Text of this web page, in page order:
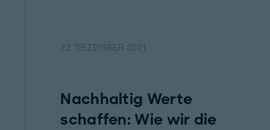
22. DEZEMBER 2021
Nachhaltig Werte
schaffen: Wie wir die